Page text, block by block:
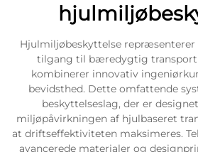
Hjulmiljøbeskyttelse repræsenterer
tilgang til bæredygtig
kombinerer innovativ
bevidsthed. Dette omfattende
beskyttelseslag, der er
miljøpåvirkningen af hjulbaseret
at driftseffektiviteten maksimeres.
avancerede materialer og